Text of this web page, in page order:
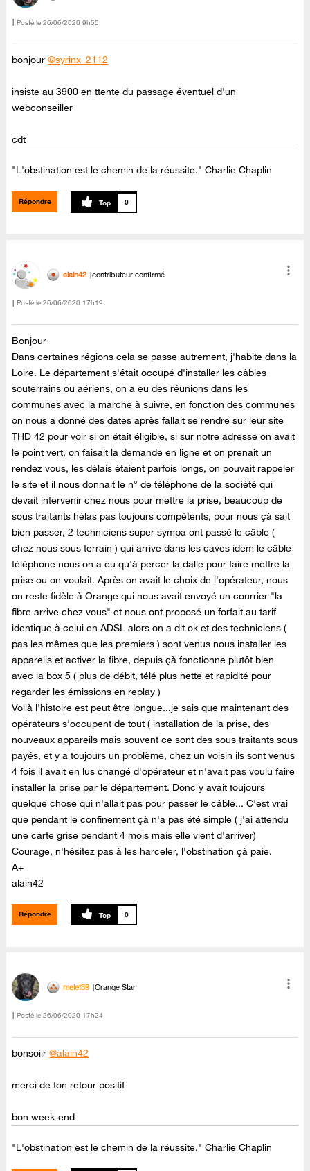
Posté le ‎26/06/2020 9h55
bonjour@syrinx_2112
insiste au 3900 en ttente du passage éventuel d'un
webconseiller
cdt
"L'obstination est le chemin de la réussite." Charlie Chaplin
Répondre 0
alain42 contributeur confirmé
Posté le ‎26/06/2020 17h19
Bonjour
Dans certaines régions cela se passe autrement, j'habite dans la
Loire. Le département s'était occupé d'installer les câbles
souterrains ou aériens, on a eu des réunions dans les
communes avec la marche à suivre, en fonction des communes
on nous a donné des dates après fallait se rendre sur leur site
THD 42 pour voir si on était éligible, si sur notre adresse on avait
le point vert, on faisait la demande en ligne et on prenait un
rendez vous, les délais étaient parfois longs, on pouvait rappeler
le site et il nous donnait le n° de téléphone de la société qui
devait intervenir chez nous pour mettre la prise, beaucoup de
sous traitants hélas pas toujours compétents, pour nous çà sait
bien passer, 2 techniciens super sympa ont passé le câble (
chez nous sous terrain ) qui arrive dans les caves idem le câble
téléphone nous on a eu qu'à percer la dalle pour faire mettre la
prise ou on voulait. Après on avait le choix de l'opérateur, nous
on reste fidèle à Orange qui nous avait envoyé un courrier "la
fibre arrive chez vous" et nous ont proposé un forfait au tarif
identique à celui en ADSL alors on a dit ok et des techniciens (
pas les mêmes que les premiers ) sont venus nous installer les
appareils et activer la fibre, depuis çà fonctionne plutôt bien
avec la box 5 ( plus de débit, télé plus nette et rapidité pour
regarder les émissions en replay )
Voilà l'histoire est peut être longue...je sais que maintenant des
opérateurs s'occupent de tout ( installation de la prise, des
nouveaux appareils mais souvent ce sont des sous traitants sous
payés, et y a toujours un problème, chez un voisin ils sont venus
4 fois il avait en lus changé d'opérateur et n'avait pas voulu faire
installer la prise par le département. Donc y avait toujours
quelque chose qui n'allait pas pour passer le câble... C'est vrai
que pendant le confinement çà n'a pas été simple ( j'ai attendu
une carte grise pendant 4 mois mais elle vient d'arriver)
Courage, n'hésitez pas à les harceler, l'obstination çà paie.
A+
alain42
Répondre 0
melet39 Orange Star
Posté le ‎26/06/2020 17h24
bonsoiir@alain42
merci de ton retour positif
bon week-end
"L'obstination est le chemin de la réussite." Charlie Chaplin